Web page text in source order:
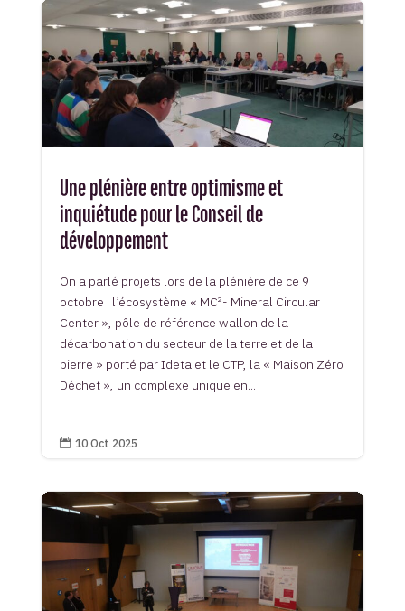
Une plénière entre optimisme et
inquiétude pour le Conseil de
développement
On a parlé projets lors de la plénière de ce 9
octobre : l’écosystème « MC²- Mineral Circular
Center », pôle de référence wallon de la
décarbonation du secteur de la terre et de la
pierre » porté par Ideta et le CTP, la « Maison Zéro
Déchet », un complexe unique en...
 10 Oct 2025